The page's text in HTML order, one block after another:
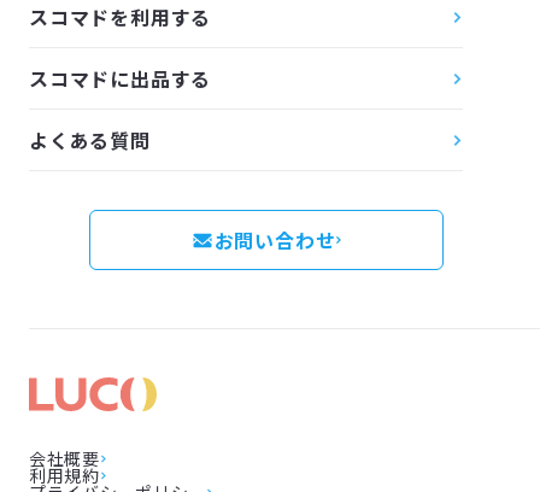
スコマドを利用する
スコマドに出品する
よくある質問
お問い合わせ
会社概要
利用規約